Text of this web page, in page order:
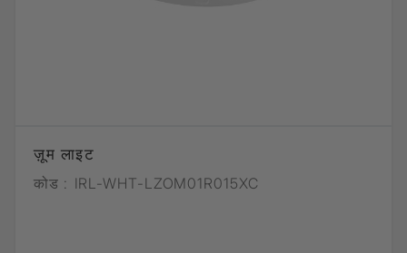
ज़ूम लाइट
कोड : IRL-WHT-LZOM01R015XC